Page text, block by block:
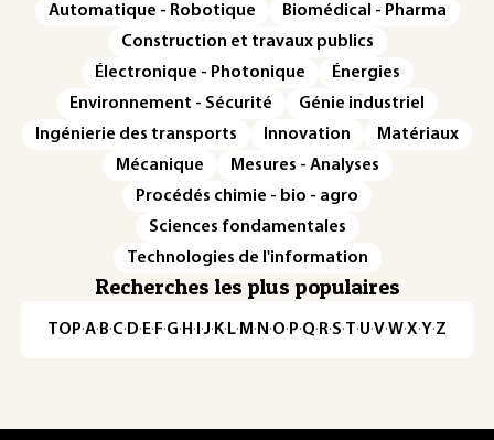
Automatique - Robotique
Biomédical - Pharma
Construction et travaux publics
Électronique - Photonique
Énergies
Environnement - Sécurité
Génie industriel
Ingénierie des transports
Innovation
Matériaux
Mécanique
Mesures - Analyses
Procédés chimie - bio - agro
Sciences fondamentales
Technologies de l'information
Recherches les plus populaires
TOP·A·B·C· D· E· F·G· H · ·J· K· L· M · N ·O· P·Q· R·S·T·U·V·W·X·Y·Z